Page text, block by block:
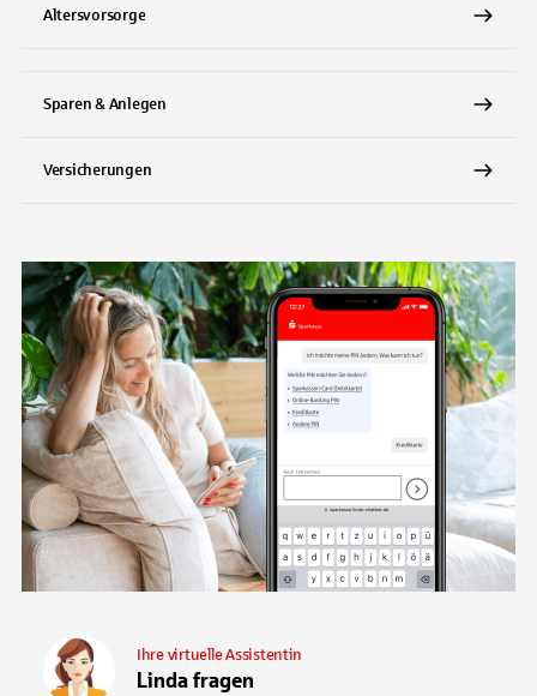
Altersvorsorge
Sparen & Anlegen
Versicherungen
Linda fragen
Ihre virtuelle Assistentin